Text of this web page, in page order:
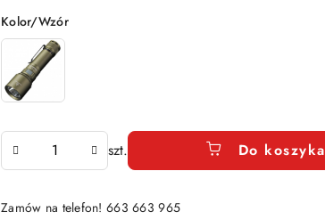
Wariant
Kolor/Wzór
szt. Do koszyka
Zamów na telefon! 663 663 965